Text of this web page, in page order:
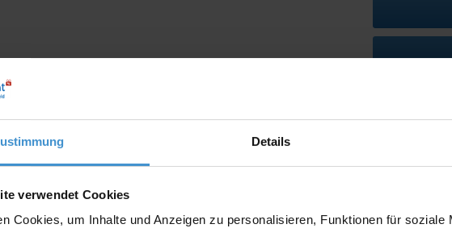
Details
verwendet Cookies
Cookies, um Inhalte und Anzeigen zu personalisieren, Funktionen für soziale
Muster: